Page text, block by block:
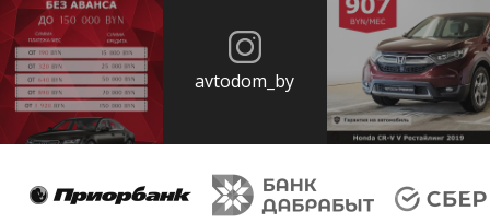
avtodom_by